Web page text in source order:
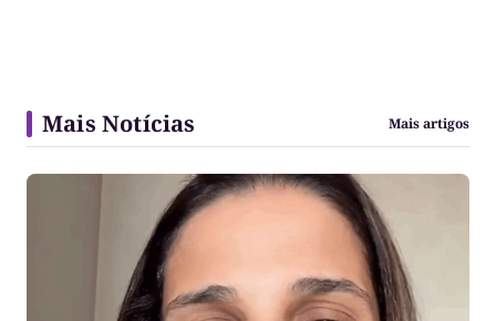
Mais Notícias Mais artigos